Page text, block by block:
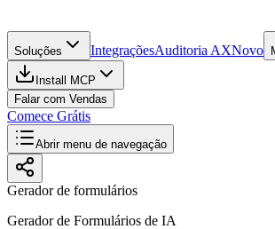
Soluções IntegraçõesAuditoria AXNovo
Install MCP
Falar com Vendas
Comece Grátis
Abrir menu de navegação
Gerador de formulários
Gerador de Formulários de IA